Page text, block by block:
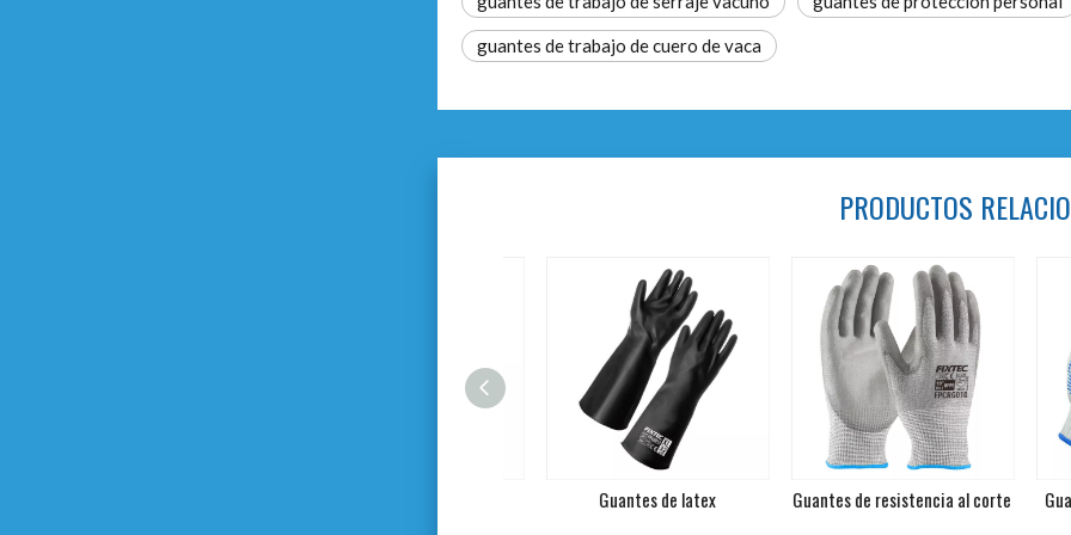
guantes de trabajo de cuero de vaca
PRODUCTOS
Guantes de latex Guantes de resistencia al corte